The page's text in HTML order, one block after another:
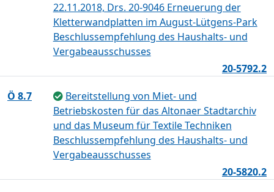
22.11.2018, Drs. 20-9046 Erneuerung der
Kletterwandplatten im August-Lütgens-Park
Beschlussempfehlung des Haushalts- und
Vergabeausschusses
20-5792.2
Ö 8.7
Bereitstellung von Miet- und
Betriebskosten für das Altonaer Stadtarchiv
und das Museum für Textile Techniken
Beschlussempfehlung des Haushalts- und
Vergabeausschusses
20-5820.2